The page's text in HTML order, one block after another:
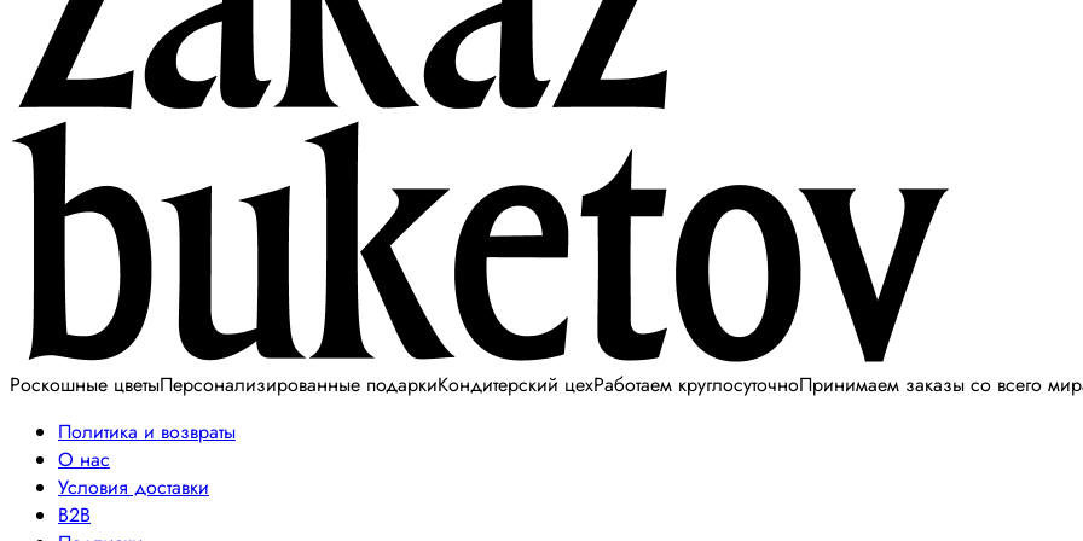
Роскошные цветыПерсонализированные подаркиКондитерский цехРаботаем круглосуточноПринимаем заказы со всего
Политика и возвраты
О нас
Условия доставки
B2B